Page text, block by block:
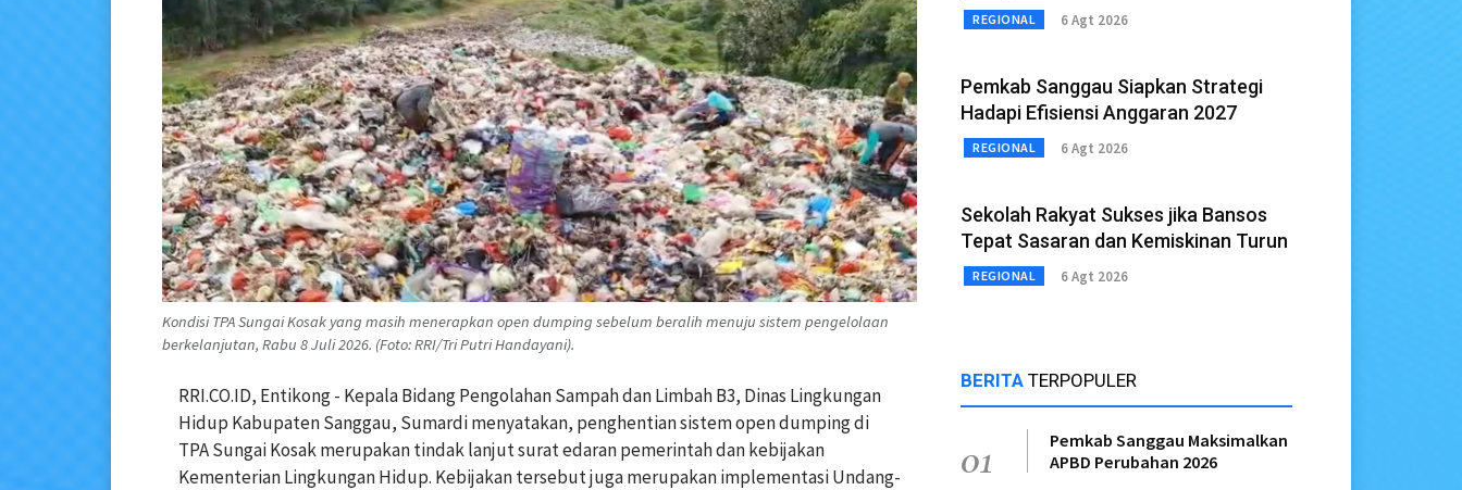
Kondisi TPA Sungai Kosak yang masih menerapkan open dumping sebelum beralih menuju sistem pengelolaan
berkelanjutan, Rabu 8 Juli 2026. (Foto: RRI/Tri Putri Handayani).
RRI.CO.ID, Entikong - Kepala Bidang Pengolahan Sampah dan Limbah B3, Dinas Lingkungan
Hidup Kabupaten Sanggau, Sumardi menyatakan, penghentian sistem open dumping di
TPA Sungai Kosak merupakan tindak lanjut surat edaran pemerintah dan kebijakan
Kementerian Lingkungan Hidup. Kebijakan tersebut juga merupakan implementasi Undang-
REGIONAL 6 Agt 2026
Pemkab Sanggau Siapkan Strategi
Hadapi Efisiensi Anggaran 2027
REGIONAL 6 Agt 2026
Sekolah Rakyat Sukses jika Bansos
Tepat Sasaran dan Kemiskinan Turun
REGIONAL 6 Agt 2026
BERITA TERPOPULER
01
Pemkab Sanggau Maksimalkan
APBD Perubahan 2026